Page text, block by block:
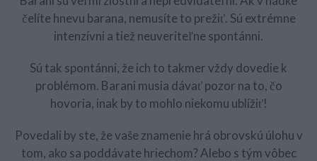
čelíte hnevu barana, nemusíte to prežiť. Sú extrémne
intenzívni a tiež neuveriteľne spontánni.
Sú tak spontánni, že ich to takmer vždy dovedie k
problémom. Barani musia dávať pozor na to, čo
hovoria, inak by to mohlo niekomu ublížiť!
Povedali by ste, že vaše znamenie hrá obrovskú úlohu v
tom, ako sa poddávate hriechom? Alebo s tým vôbec